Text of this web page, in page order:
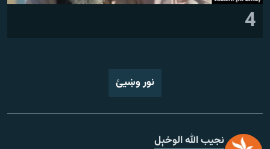
4
نور وښیئ
نجیب الله الوخېل